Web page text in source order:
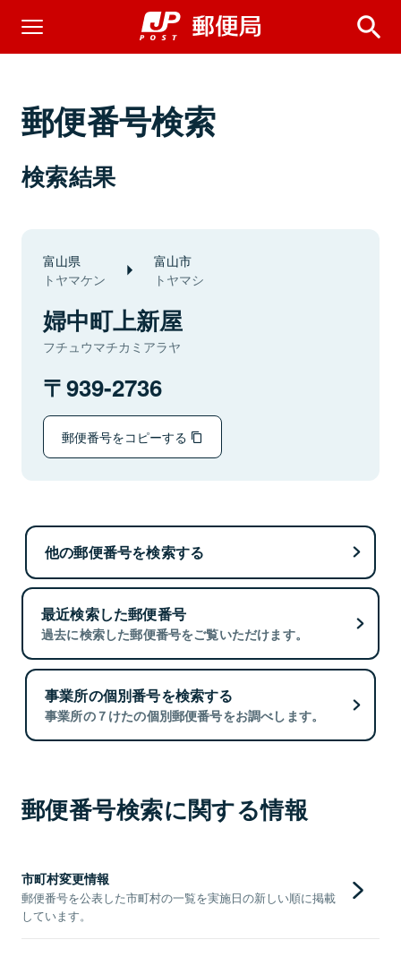
郵便番号検索
検索結果
富山県
トヤマケン
富山市
トヤマシ
婦中町上新屋
フチュウマチカミアラヤ
939-2736
郵便番号をコピーする
他の郵便番号を検索する
最近検索した郵便番号
過去に検索した郵便番号をご覧いただけます。
事業所の個別番号を検索する
事業所の７けたの個別郵便番号をお調べします。
郵便番号検索に関する情報
市町村変更情報
郵便番号を公表した市町村の一覧を実施日の新しい順に掲載
しています。